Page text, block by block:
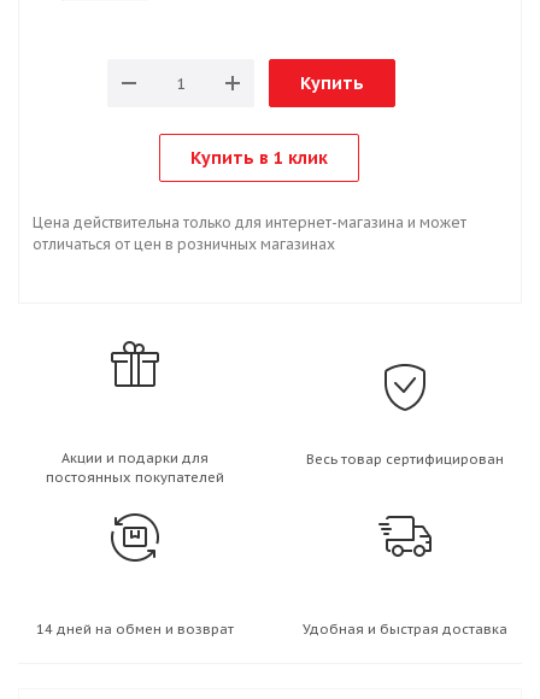
Купить
Купить в 1 клик
Цена действительна только для интернет-магазина и может
отличаться от цен в розничных магазинах
Акции и подарки для
постоянных покупателей
Весь товар сертифицирован
14 дней на обмен и возврат Удобная и быстрая доставка